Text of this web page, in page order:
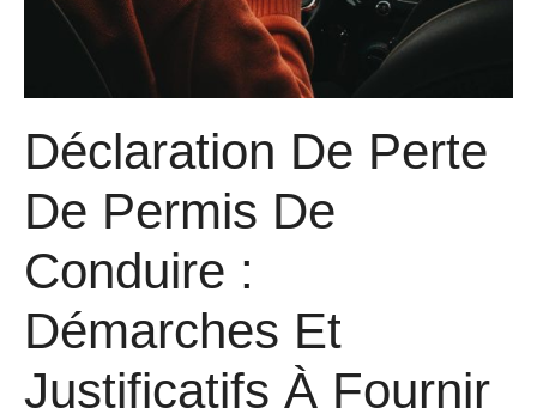
Déclaration De Perte
De Permis De
Conduire :
Démarches Et
Justificatifs À Fournir